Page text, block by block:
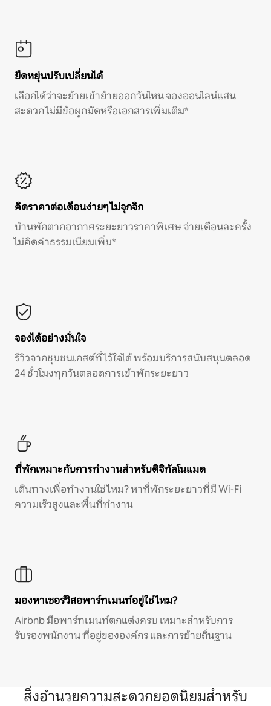
ยืดหยุ่นปรับเปลี่ยนได้
เลือกได้ว่าจะย้ายเข้าย้ายออกวันไหน จองออนไลน์แสน
สะดวก ไม่มีข้อผูกมัดหรือเอกสารเพิ่มเติม*
คิดราคาต่อเดือนง่ายๆ ไม่จุกจิก
บ้านพักตากอากาศระยะยาวราคาพิเศษ จ่ายเดือนละครั้ง
ไม่คิดค่าธรรมเนียมเพิ่ม*
จองได้อย่างมั่นใจ
รีวิวจากชุมชนเกสต์ที่ไว้ใจได้ พร้อมบริการสนับสนุนตลอด
24 ชั่วโมงทุกวันตลอดการเข้าพักระยะยาว
ที่พักเหมาะกับการทำงานสำหรับดิจิทัลโนแมด
เดินทางเพื่อทำงานใช่ไหม? หาที่พักระยะยาวที่มี Wi-Fi
ความเร็วสูงและพื้นที่ทำงาน
มองหาเซอร์วิสอพาร์ทเมนท์อยู่ใช่ไหม?
Airbnb มีอพาร์ทเมนท์ตกแต่งครบ เหมาะสำหรับการ
รับรองพนักงาน ที่อยู่ขององค์กร และการย้ายถิ่นฐาน
สิ่งอำนวยความสะดวกยอดนิยมสำหรับ